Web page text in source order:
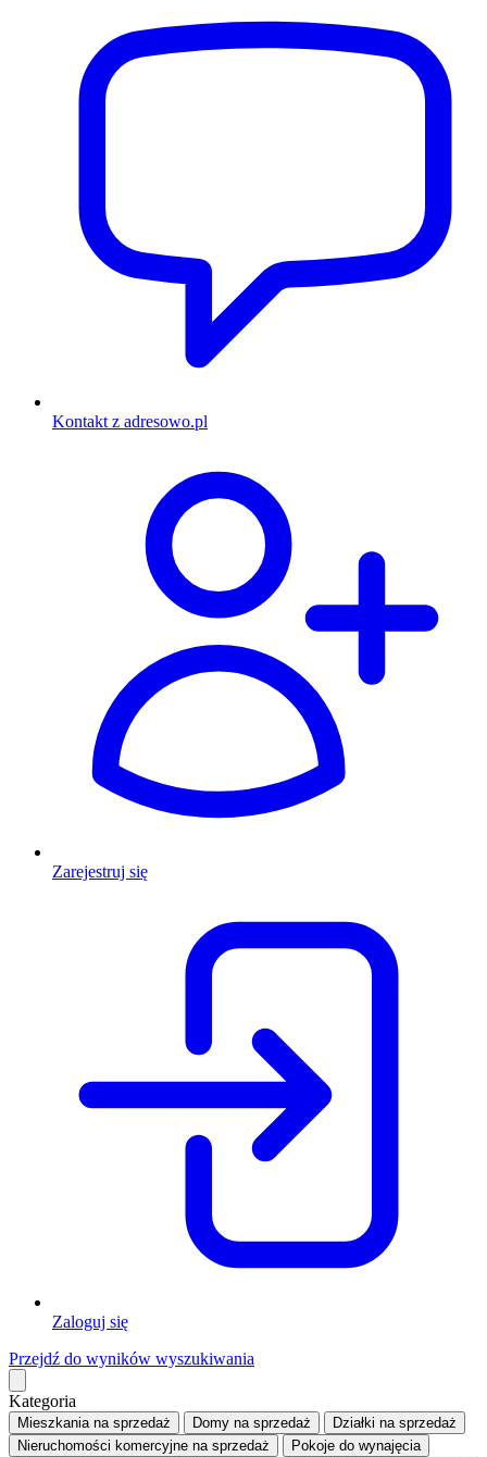
Kontakt z adresowo.pl
Zarejestruj się
Zaloguj się
Przejdź do wyników wyszukiwania
Kategoria
Mieszkaniana sprzedaż Domy na sprzedaż Działki na sprzedaż
Nieruchomości komercyjne na sprzedaż Pokoje do wynajęcia